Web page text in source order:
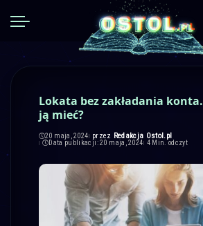
Lokata bez zakładania
ją mieć?
20 maja, 2024Posted
by
przez Redakcja Ostol.pl
Data publikacji: 20 maja, 2024 4 Min. odczyt